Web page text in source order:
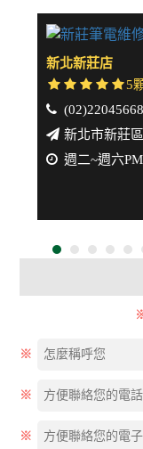
新北新莊店
5
(02)22045668
新北市新莊
週二~週六
※
※
※